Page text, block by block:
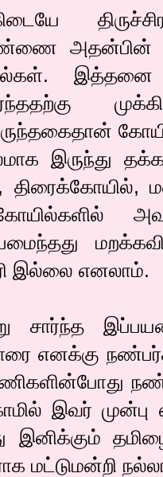
அதன்பின்
இத்தனை
இருந்து
திரைக்கோயில்,
இல்லை எனலாம்.
சார்ந்த
எனக்கு
இவர் முன்பு
இனிக்கும்
மட்டுமன்றி